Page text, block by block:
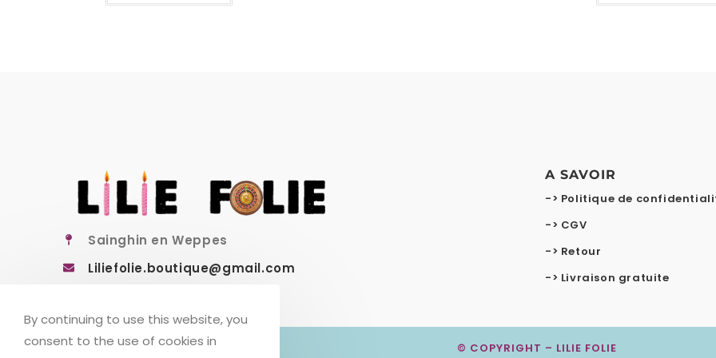
Sainghin en Weppes
Liliefolie.boutique@gmail.com
A SAVOIR
-> Politique de
-> CGV
-> Retour
-> Livraison gratuite
© COPYRIGHT – LILIE FOLIE
By continuing to use this website, you
consent to the use of cookies in